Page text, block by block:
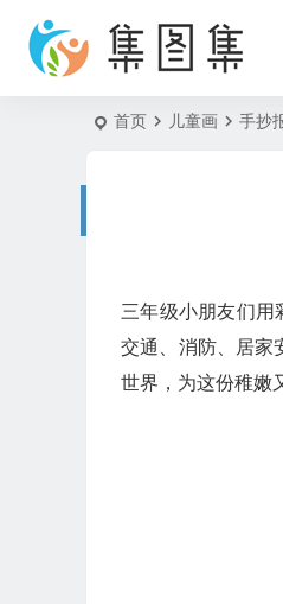
首页 儿童画 手抄
三年级小朋友们用
交通、消防、居家
世界，为这份稚嫩